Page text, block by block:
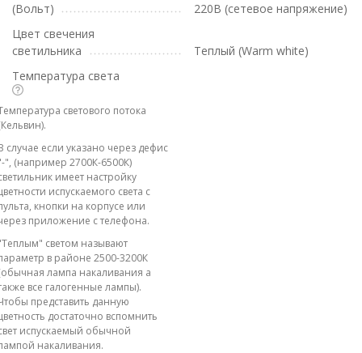
(Вольт)
220В (сетевое напряжение)
Цвет свечения
светильника
Теплый (Warm white)
Температура света
светового потока
случае если указано через дефис
", (например 2700К-6500К)
имеет настройку
испускаемого света с
кнопки на корпусе или
приложение с телефона.
светом называют
в районе 2500-3200К
лампа накаливания а
все галогенные лампы).
представить данную
достаточно вспомнить
испускаемый обычной
накаливания.